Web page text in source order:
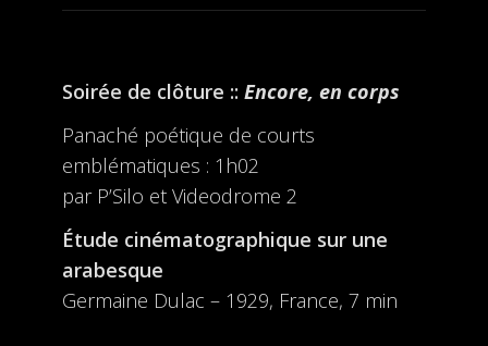
Soirée de clôture :: Encore, en corps
Panaché poétique de courts
emblématiques : 1h02
par P’Silo et Videodrome 2
Étude cinématographique sur une
arabesque
Germaine Dulac – 1929, France, 7 min